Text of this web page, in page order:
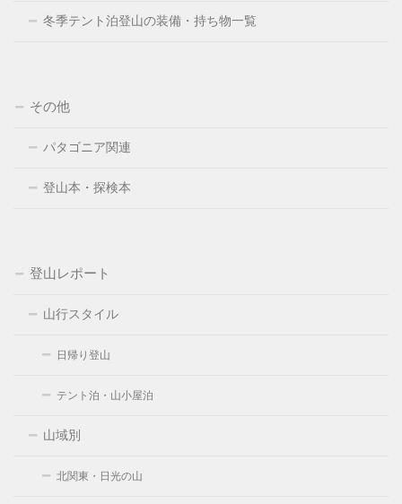
冬季テント泊登山の装備・持ち物一覧
その他
パタゴニア関連
登山本・探検本
登山レポート
山行スタイル
日帰り登山
テント泊・山小屋泊
山域別
北関東・日光の山